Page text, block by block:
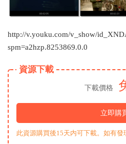
http://v.youku.com/v_show/
spm=a2hzp.8253869.0.0
資源下載
下載價格
立即購
此資源購買後15天内可下載。如有